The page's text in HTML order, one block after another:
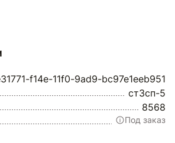
f14e-11f0-9ad9-bc97e1eeb951
ст3сп-5
8568
Под заказ